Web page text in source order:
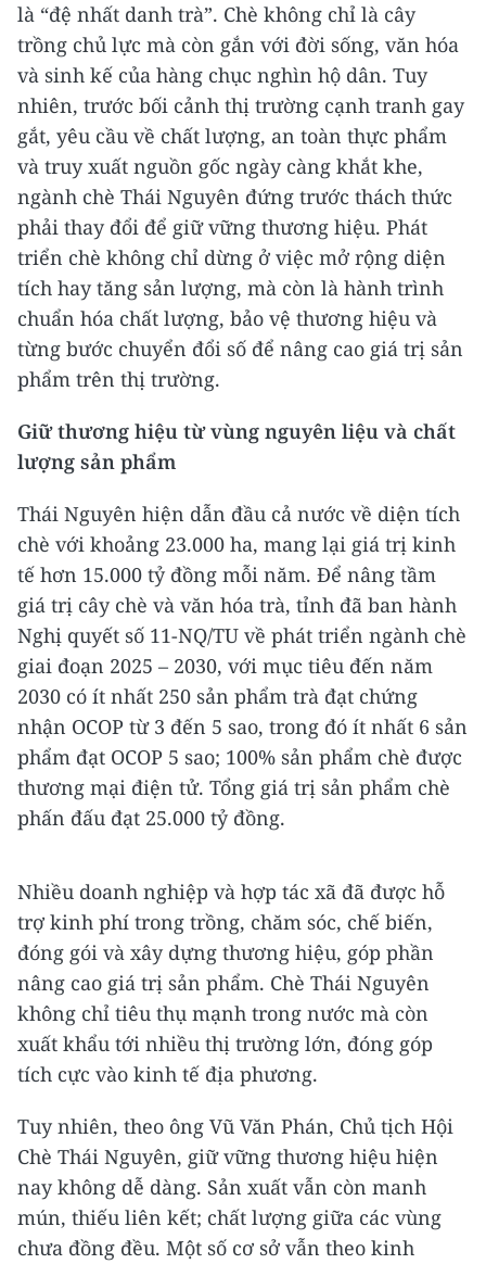
là “đệ nhất danh trà”. Chè không chỉ là cây
trồng chủ lực mà còn gắn với đời sống, văn hóa
và sinh kế của hàng chục nghìn hộ dân. Tuy
nhiên, trước bối cảnh thị trường cạnh tranh gay
gắt, yêu cầu về chất lượng, an toàn thực phẩm
và truy xuất nguồn gốc ngày càng khắt khe,
ngành chè Thái Nguyên đứng trước thách thức
phải thay đổi để giữ vững thương hiệu. Phát
triển chè không chỉ dừng ở việc mở rộng diện
tích hay tăng sản lượng, mà còn là hành trình
chuẩn hóa chất lượng, bảo vệ thương hiệu và
từng bước chuyển đổi số để nâng cao giá trị sản
phẩm trên thị trường.
Giữ thương hiệu từ vùng nguyên liệu và chất
lượng sản phẩm
Thái Nguyên hiện dẫn đầu cả nước về diện tích
chè với khoảng 23.000 ha, mang lại giá trị kinh
tế hơn 15.000 tỷ đồng mỗi năm. Để nâng tầm
giá trị cây chè và văn hóa trà, tỉnh đã ban hành
Nghị quyết số 11-NQ/TU về phát triển ngành chè
giai đoạn 2025 – 2030, với mục tiêu đến năm
2030 có ít nhất 250 sản phẩm trà đạt chứng
nhận OCOP từ 3 đến 5 sao, trong đó ít nhất 6 sản
phẩm đạt OCOP 5 sao; 100% sản phẩm chè được
thương mại điện tử. Tổng giá trị sản phẩm chè
phấn đấu đạt 25.000 tỷ đồng.
Nhiều doanh nghiệp và hợp tác xã đã được hỗ
trợ kinh phí trong trồng, chăm sóc, chế biến,
đóng gói và xây dựng thương hiệu, góp phần
nâng cao giá trị sản phẩm. Chè Thái Nguyên
không chỉ tiêu thụ mạnh trong nước mà còn
xuất khẩu tới nhiều thị trường lớn, đóng góp
tích cực vào kinh tế địa phương.
Tuy nhiên, theo ông Vũ Văn Phán, Chủ tịch Hội
Chè Thái Nguyên, giữ vững thương hiệu hiện
nay không dễ dàng. Sản xuất vẫn còn manh
mún, thiếu liên kết; chất lượng giữa các vùng
chưa đồng đều. Một số cơ sở vẫn theo kinh